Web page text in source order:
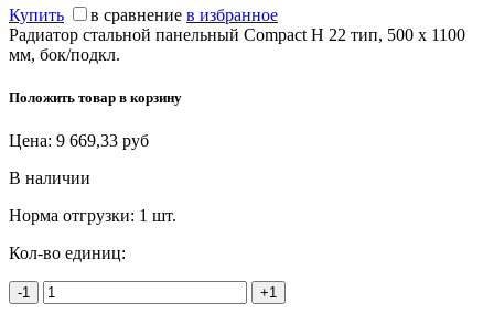
Купить в сравнение в избранное
Радиатор стальной панельный Compact H 22 тип, 500 х 1100
мм, бок/подкл.
Положить товар в корзину
Цена: 9 669,33 руб
В наличии
Норма отгрузки: 1 шт.
Кол-во единиц:
-1 +1